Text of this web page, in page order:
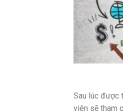
Sau lúc được
viên sẽ tham